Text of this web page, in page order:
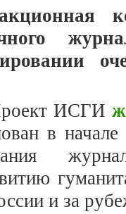
ИСГИ
в
и за